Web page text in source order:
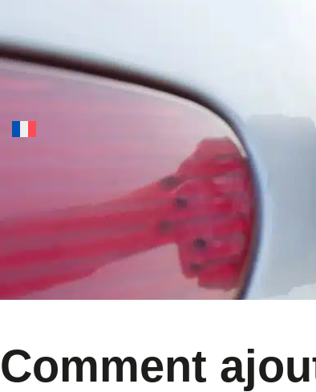
Touts Nos Produits
Aide et Conseils
Actualités
Comment